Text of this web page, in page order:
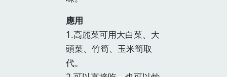
應用
1.高麗菜可用大白菜、大
頭菜、竹筍、玉米筍取
代。